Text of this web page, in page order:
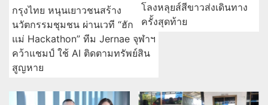
กรุงไทย หนุนเยาวชนสร้าง
นวัตกรรมชุมชน ผ่านเวที “ฮัก
แม่ Hackathon” ทีม Jernae จุฬาฯ
คว้าแชมป์ ใช้ AI ติดตามทรัพย์สิน
สูญหาย
โลงหลุยส์สีขาวส่งเดินทาง
ครั้งสุดท้าย